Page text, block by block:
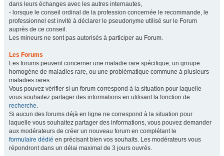
dans leurs échanges avec les autres internautes,
- lorsque le conseil ordinal de la profession concernée le recommande, le
professionnel est invité à déclarer le pseudonyme utilisé sur le Forum
auprès de ce conseil.
Les mineurs ne sont pas autorisés à participer au Forum.
Les Forums
Les forums peuvent concerner une maladie rare spécifique, un groupe
homogène de maladies rare, ou une problématique commune à plusieurs
maladies rares.
Vous pouvez vérifier si un forum correspond à la situation pour laquelle
vous souhaitez partager des informations en utilisant la fonction de
recherche.
Si aucun des forums déjà en ligne ne correspond à la situation pour
laquelle vous souhaitez partager des informations, vous pouvez demander
aux modérateurs de créer un nouveau forum en complétant le
formulaire dédié en précisant bien vos souhaits. Les modérateurs vous
répondront dans un délai maximal de 3 jours ouvrés.